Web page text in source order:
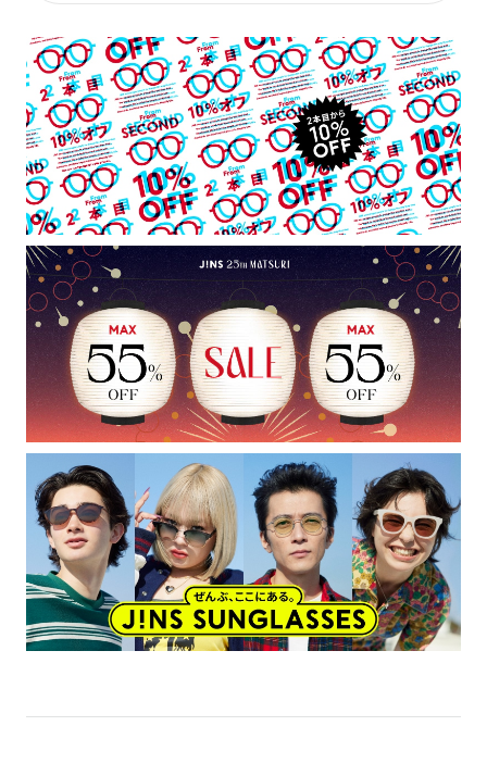
・強い衝撃から顔や目を保護するものではありません。
・硬いものとの接触は避けて下さい。
※レンズ交換不可
※保証対象外
テンプル：樹脂